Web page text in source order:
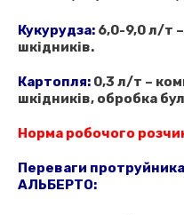
Кукурудза: 6,0-9,0 л/т
шкідників.
Картопля: 0,3 л/т –
шкідників, обробка
Норма робочого
Переваги
АЛЬБЕРТО: